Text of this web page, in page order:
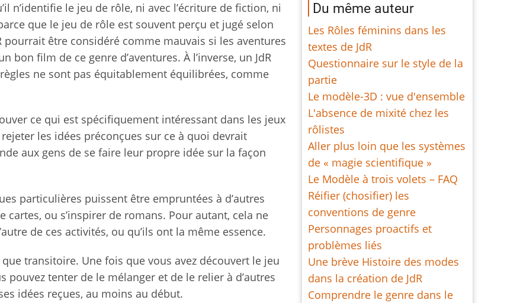
n’identifie le jeu de rôle, ni avec l’écriture de fiction, ni
que le jeu de rôle est souvent perçu et jugé selon
pourrait être considéré comme mauvais si les aventures
film de ce genre d’aventures. À l’inverse, un JdR
ne sont pas équitablement équilibrées, comme
ce qui est spécifiquement intéressant dans les jeux
les idées préconçues sur ce à quoi devrait
aux gens de se faire leur propre idée sur la façon
particulières puissent être empruntées à d’autres
ou s’inspirer de romans. Pour autant, cela ne
de ces activités, ou qu’ils ont la même essence.
transitoire. Une fois que vous avez découvert le jeu
tenter de le mélanger et de le relier à d’autres
idées reçues, au moins au début.
Du même auteur
Les Rôles féminins dans les
textes de JdR
Questionnaire sur le style de la
partie
Le modèle-3D : vue d'ensemble
L'absence de mixité chez les
rôlistes
Aller plus loin que les systèmes
de « magie scientifique »
Le Modèle à trois volets – FAQ
Réifier (chosifier) les
conventions de genre
Personnages proactifs et
problèmes liés
Une brève Histoire des modes
dans la création de JdR
Comprendre le genre dans le